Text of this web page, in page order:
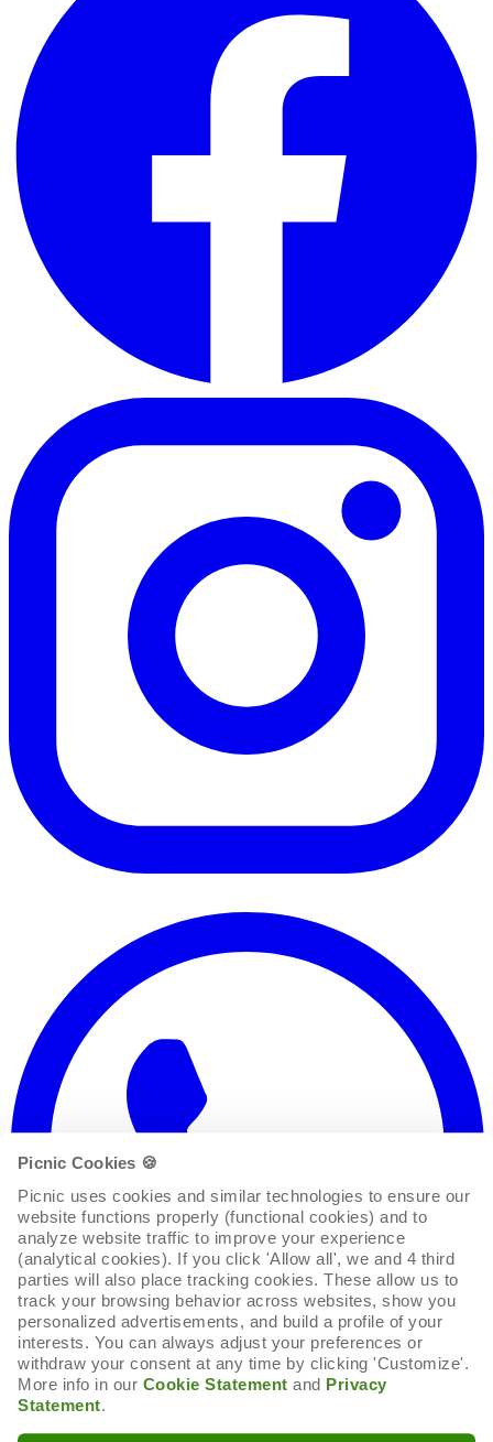
Picnic Cookies 🍪
Picnic uses cookies and similar technologies to ensure our
website functions properly (functional cookies) and to
analyze website traffic to improve your experience
(analytical cookies). If you click 'Allow all', we and 4 third
parties will also place tracking cookies. These allow us to
track your browsing behavior across websites, show you
personalized advertisements, and build a profile of your
interests. You can always adjust your preferences or
withdraw your consent at any time by clicking 'Customize'.
More info in our Cookie Statement and Privacy
Statement.